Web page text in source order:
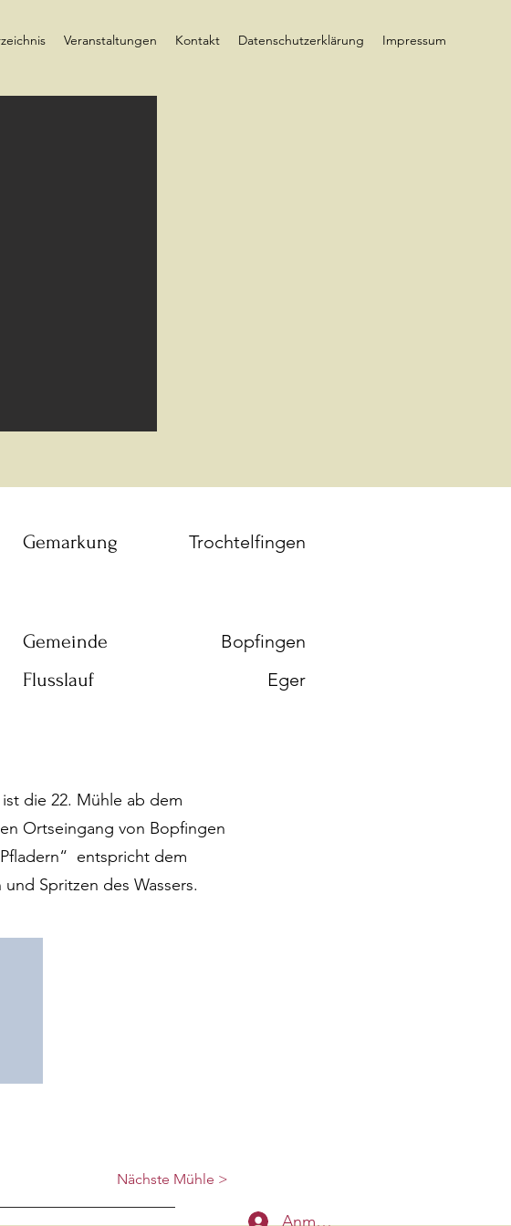
Veranstaltungen Kontakt Datenschutzerklärung Impressum
Gemarkung Trochtelfingen
Gemeinde
Bopfingen
Flusslauf
Eger
die 22. Mühle ab dem
Ortseingang von Bopfingen
entspricht dem
Spritzen des Wassers.
Nächste Mühle >
Anmelden